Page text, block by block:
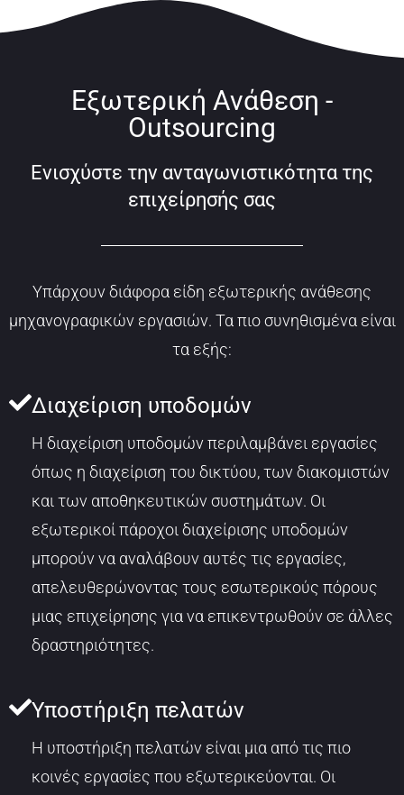
Εξωτερική Ανάθεση -
Outsourcing
Ενισχύστε την ανταγωνιστικότητα της
επιχείρησής σας
Υπάρχουν διάφορα είδη εξωτερικής ανάθεσης
μηχανογραφικών εργασιών. Τα πιο συνηθισμένα είναι
τα εξής:
Διαχείριση υποδομών
Η διαχείριση υποδομών περιλαμβάνει εργασίες
όπως η διαχείριση του δικτύου, των διακομιστών
και των αποθηκευτικών συστημάτων. Οι
εξωτερικοί πάροχοι διαχείρισης υποδομών
μπορούν να αναλάβουν αυτές τις εργασίες,
απελευθερώνοντας τους εσωτερικούς πόρους
μιας επιχείρησης για να επικεντρωθούν σε άλλες
δραστηριότητες.
Υποστήριξη πελατών
Η υποστήριξη πελατών είναι μια από τις πιο
κοινές εργασίες που εξωτερικεύονται. Οι